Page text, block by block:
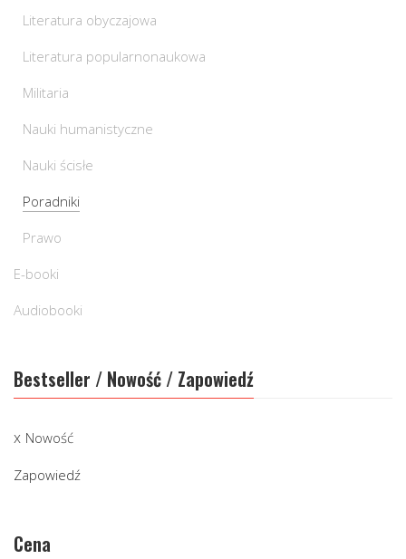
Literatura obyczajowa
Literatura popularnonaukowa
Militaria
Nauki humanistyczne
Nauki ścisłe
Poradniki
Prawo
E-booki
Audiobooki
Bestseller / Nowość / Zapowiedź
Nowość
Zapowiedź
Cena